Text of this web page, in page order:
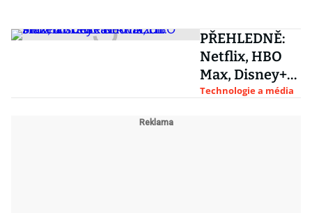
PŘEHLEDNĚ:
Netflix, HBO
Max, Disney+
či Amazon.
Technologie a média